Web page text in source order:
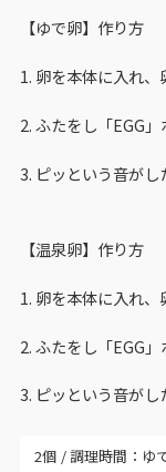
【ゆで卵】作り方
1. 卵を本体に入れ、
2. ふたをし「EGG」
3. ピッという音がし
【温泉卵】作り方
1. 卵を本体に入れ、
2. ふたをし「EGG」
3. ピッという音がし
2個 調理時間：ゆ